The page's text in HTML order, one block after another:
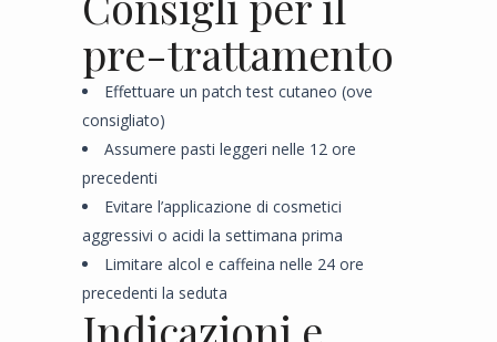
pre-trattamento
Effettuare un patch test cutaneo (ove
consigliato)
Assumere pasti leggeri nelle 12 ore
precedenti
Evitare l’applicazione di cosmetici
aggressivi o acidi la settimana prima
Limitare alcol e caffeina nelle 24 ore
precedenti la seduta
Indicazioni e